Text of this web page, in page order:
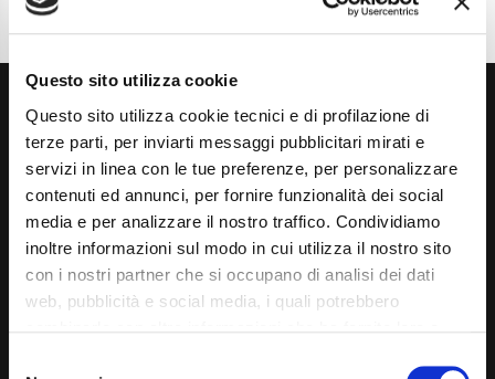
Questo sito utilizza cookie
Questo sito utilizza cookie tecnici e di profilazione di
terze parti, per inviarti messaggi pubblicitari mirati e
servizi in linea con le tue preferenze, per personalizzare
contenuti ed annunci, per fornire funzionalità dei social
media e per analizzare il nostro traffico. Condividiamo
inoltre informazioni sul modo in cui utilizza il nostro sito
con i nostri partner che si occupano di analisi dei dati
web, pubblicità e social media, i quali potrebbero
Via Giuditta Pasta 2, Como (CO) 22100
(+39) 031 431 3066
info@carspecialist.eu